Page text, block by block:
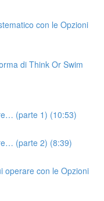
con le Opzioni
di Think Or Swim
(parte 1) (10:53)
(parte 2) (8:39)
operare con le Opzioni